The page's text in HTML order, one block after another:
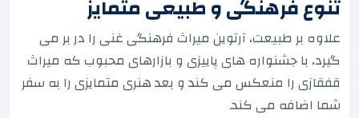
تنوع فرهنگی و طبیعی متمایز
علاوه بر طبیعت، آرتوین میراث فرهنگی غنی را در بر می
گیرد، با جشنواره های پاییزی و بازارهای محبوب که میراث
قفقازی را منعکس می کند و بعد هنری متمایزی را به سفر
شما اضافه می کند.